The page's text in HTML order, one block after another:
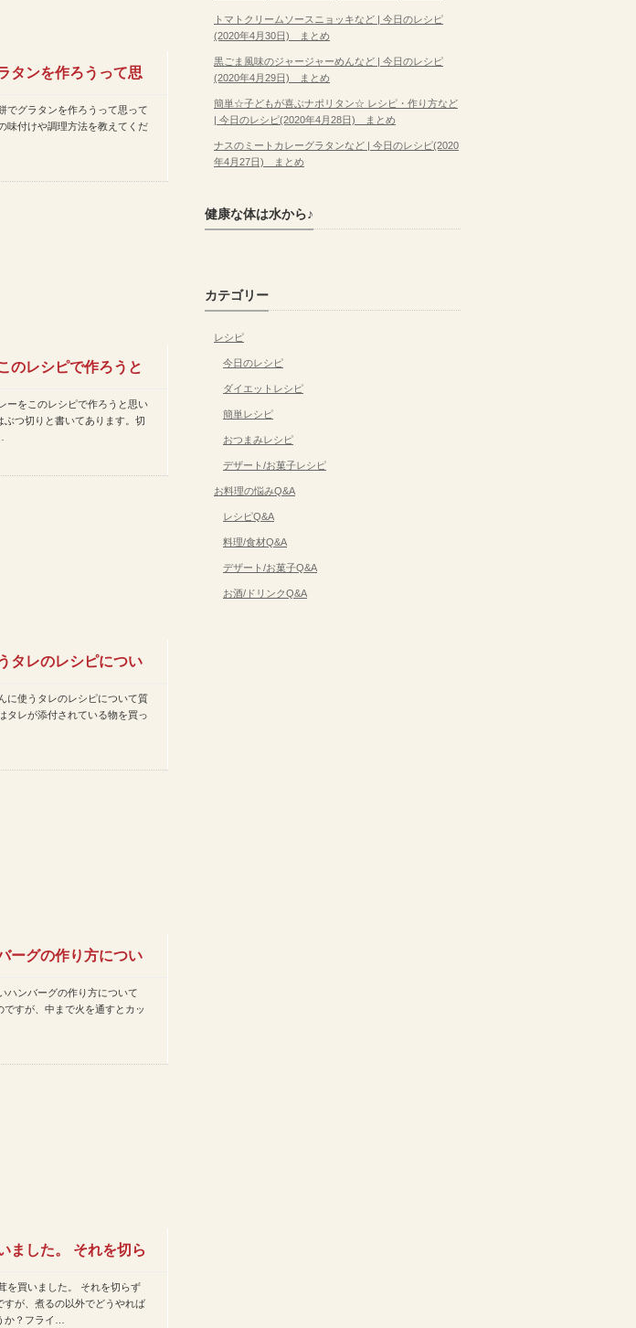
タンを作ろうって思
おすすめ…
でグラタンを作ろうって思って
味付けや調理方法を教えてくだ
のレシピで作ろうと
鶏もも肉は…
ーをこのレシピで作ろうと思い
ぶつ切りと書いてあります。切
タレのレシピについ
。 今ま…
に使うタレのレシピについて質
タレが添付されている物を買っ
ーグの作り方につい
ハンバーグの作り方について
すが、中まで火を通すとカッ
ました。 それを切ら
たいので…
を買いました。 それを切らず
すが、煮るの以外でどうやれば
か？フライ…
トマトクリームソースニョッキなど | 今日のレシピ
(2020年4月30日) まとめ
黒ごま風味のジャージャーめんなど | 今日のレシピ
(2020年4月29日) まとめ
簡単☆子どもが喜ぶナポリタン☆ レシピ・作り方など
| 今日のレシピ(2020年4月28日) まとめ
ナスのミートカレーグラタンなど | 今日のレシピ(2020
年4月27日) まとめ
健康な体は水から♪
カテゴリー
レシピ
今日のレシピ
ダイエットレシピ
簡単レシピ
おつまみレシピ
デザート/お菓子レシピ
お料理の悩みQ&A
レシピQ&A
料理/食材Q&A
デザート/お菓子Q&A
お酒/ドリンクQ&A